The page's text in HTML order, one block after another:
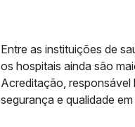
Entre as instituições de
os hospitais ainda são
Acreditação,
segurança e qualidade